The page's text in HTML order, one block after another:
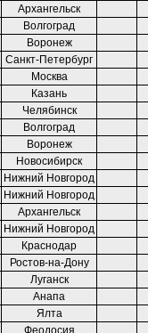
Архангельск
Волгоград
Воронеж
Санкт-Петербург
Москва
Казань
Челябинск
Волгоград
Воронеж
Новосибирск
Нижний Новгород
Нижний Новгород
Архангельск
Нижний Новгород
Краснодар
Ростов-на-Дону
Луганск
Анапа
Ялта
Феодосия